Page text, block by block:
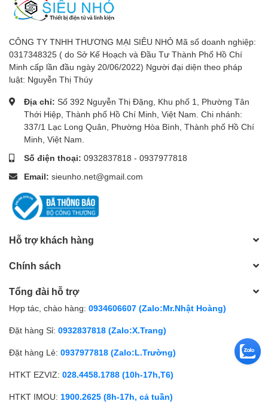
CÔNG TY TNHH THƯƠNG MẠI SIÊU NHỎ Mã số doanh nghiệp:
0317348325 ( do Sở Kế Hoạch và Đầu Tư Thành Phố Hồ Chí
Minh cấp lần đầu ngày 20/06/2022) Người đại diện theo pháp
luật: Nguyễn Thị Thúy
Địa chỉ: Số 392 Nguyễn Thị Đặng, Khu phố 1, Phường Tân
Thới Hiệp, Thành phố Hồ Chí Minh, Việt Nam. Chi nhánh:
337/1 Lạc Long Quân, Phường Hòa Bình, Thành phố Hồ Chí
Minh, Việt Nam.
Số điện thoại: 0932837818 - 0937977818
Email: sieunho.net@gmail.com
Hỗ trợ khách hàng
Chính sách
Tổng đài hỗ trợ
Hợp tác, chào hàng: 0934606607 (Zalo:Mr.Nhật Hoàng)
Đặt hàng Sỉ: 0932837818 (Zalo:X.Trang)
Đặt hàng Lẻ: 0937977818 (Zalo:L.Trường)
HTKT EZVIZ: 028.4458.1788 (10h-17h,T6)
HTKT IMOU: 1900.2625 (8h-17h, cả tuần)